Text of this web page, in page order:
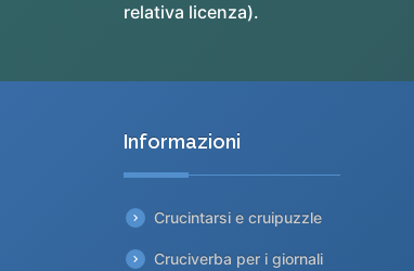
relativa licenza).
Informazioni
Crucintarsi e cruipuzzle
Cruciverba per i giornali